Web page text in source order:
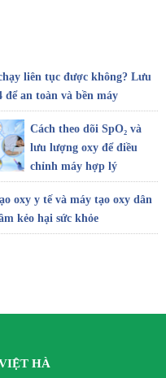
liên tục được không? Lưu
để an toàn và bền máy
Cách theo dõi SpO₂ và
lưu lượng oxy để điều
chỉnh máy hợp lý
oxy y tế và máy tạo oxy dân
kẻo hại sức khỏe
HÀ